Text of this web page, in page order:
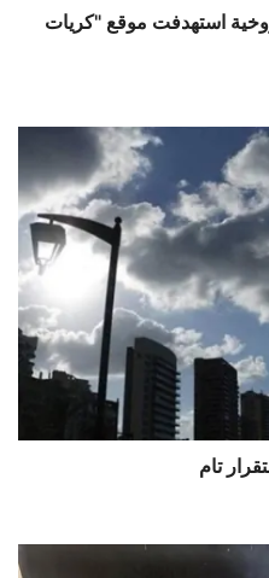
استهدفت موقع "كريات
تام